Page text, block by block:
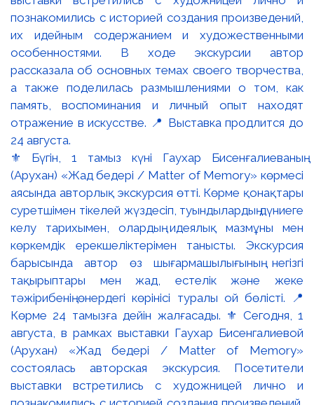
⚜️ Бүгін, 1 тамыз күні Гаухар Бисенғалиеваның
(Арухан) «Жад бедері / Matter of Memory» көрмесі
аясында авторлық экскурсия өтті. Көрме қонақтары
суретшімен тікелей жүздесіп, туындылардың дүниеге
келу тарихымен, олардың идеялық мазмұны мен
көркемдік ерекшеліктерімен танысты. Экскурсия
барысында автор өз шығармашылығының негізгі
тақырыптары мен жад, естелік және жеке
тәжірибенің өнердегі көрінісі туралы ой бөлісті. 📍
Көрме 24 тамызға дейін жалғасады. ⚜️ Сегодня, 1
августа, в рамках выставки Гаухар Бисенгалиевой
(Арухан) «Жад бедері / Matter of Memory»
состоялась авторская экскурсия. Посетители
выставки встретились с художницей лично и